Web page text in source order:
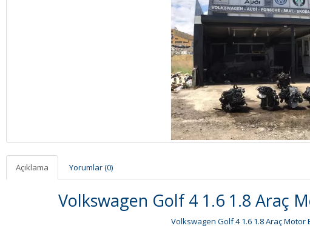
Açıklama Yorumlar (0)
Volkswagen Golf 4 1.6 1.8 Araç
Volkswagen Golf 4 1.6 1.8 Araç Motor